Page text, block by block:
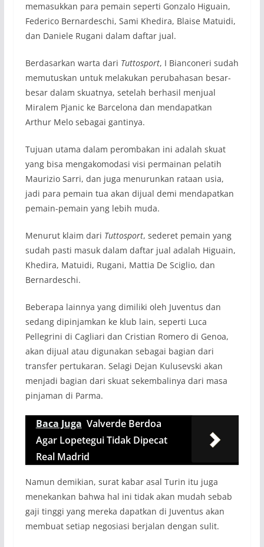
memasukkan para pemain seperti Gonzalo Higuain,
Federico Bernardeschi, Sami Khedira, Blaise Matuidi,
dan Daniele Rugani dalam daftar jual.
Berdasarkan warta dari Tuttosport, I Bianconeri sudah
memutuskan untuk melakukan perubahasan besar-
besar dalam skuatnya, setelah berhasil menjual
Miralem Pjanic ke Barcelona dan mendapatkan
Arthur Melo sebagai gantinya.
Tujuan utama dalam perombakan ini adalah skuat
yang bisa mengakomodasi visi permainan pelatih
Maurizio Sarri, dan juga menurunkan rataan usia,
jadi para pemain tua akan dijual demi mendapatkan
pemain-pemain yang lebih muda.
Menurut klaim dari Tuttosport, sederet pemain yang
sudah pasti masuk dalam daftar jual adalah Higuain,
Khedira, Matuidi, Rugani, Mattia De Sciglio, dan
Bernardeschi.
Beberapa lainnya yang dimiliki oleh Juventus dan
sedang dipinjamkan ke klub lain, seperti Luca
Pellegrini di Cagliari dan Cristian Romero di Genoa,
akan dijual atau digunakan sebagai bagian dari
transfer pertukaran. Selagi Dejan Kulusevski akan
menjadi bagian dari skuat sekembalinya dari masa
pinjaman di Parma.
Baca Juga Valverde Berdoa
Agar Lopetegui Tidak Dipecat
Real Madrid
Namun demikian, surat kabar asal Turin itu juga
menekankan bahwa hal ini tidak akan mudah sebab
gaji tinggi yang mereka dapatkan di Juventus akan
membuat setiap negosiasi berjalan dengan sulit.